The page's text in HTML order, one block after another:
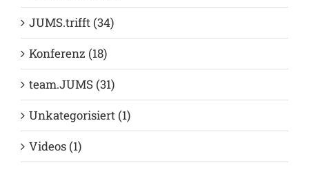
JUMS.trifft (34)
Konferenz (18)
team.JUMS (31)
Unkategorisiert (1)
Videos (1)